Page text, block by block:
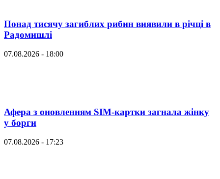
Понад тисячу загиблих рибин виявили в річці в
Радомишлі
07.08.2026 - 18:00
Афера з оновленням SIM-картки загнала жінку
у борги
07.08.2026 - 17:23